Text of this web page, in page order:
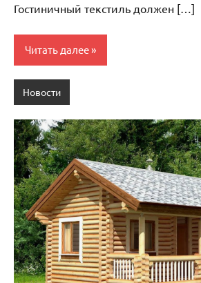
Гостиничный текстиль должен […]
Читать далее
Новости